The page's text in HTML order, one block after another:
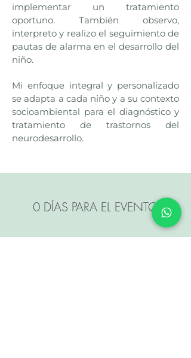
implementar un tratamiento
oportuno. También observo,
interpreto y realizo el seguimiento de
pautas de alarma en el desarrollo del
niño.
Mi enfoque integral y personalizado
se adapta a cada niño y a su contexto
socioambiental para el diagnóstico y
tratamiento de trastornos del
neurodesarrollo.
0 DÍAS PARA EL EVENTO